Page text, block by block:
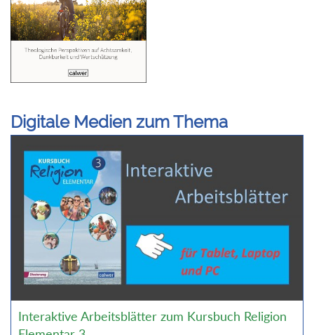
Digitale Medien zum Thema
Interaktive Arbeitsblätter zum Kursbuch Religion